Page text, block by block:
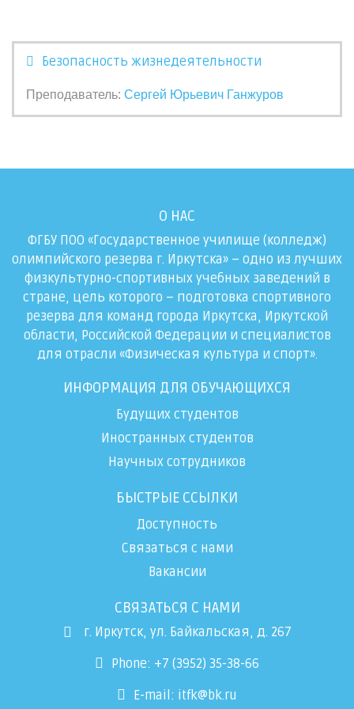
Безопасность жизнедеятельности
Преподаватель: Сергей Юрьевич Ганжуров
О НАС
ФГБУ ПОО «Государственное училище (колледж)
олимпийского резерва г. Иркутска» – одно из лучших
физкультурно-спортивных учебных заведений в
стране, цель которого – подготовка спортивного
резерва для команд города Иркутска, Иркутской
области, Российской Федерации и специалистов
для отрасли «Физическая культура и спорт».
ИНФОРМАЦИЯ ДЛЯ ОБУЧАЮЩИХСЯ
Будущих студентов
Иностранных студентов
Научных сотрудников
БЫСТРЫЕ ССЫЛКИ
Доступность
Связаться с нами
Вакансии
СВЯЗАТЬСЯ С НАМИ
г. Иркутск, ул. Байкальская, д. 267
Phone: +7 (3952) 35-38-66
E-mail: itfk@bk.ru